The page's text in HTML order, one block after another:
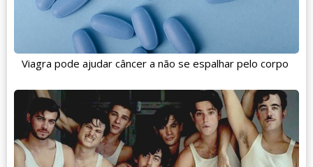
Viagra pode ajudar câncer a não se espalhar pelo corpo